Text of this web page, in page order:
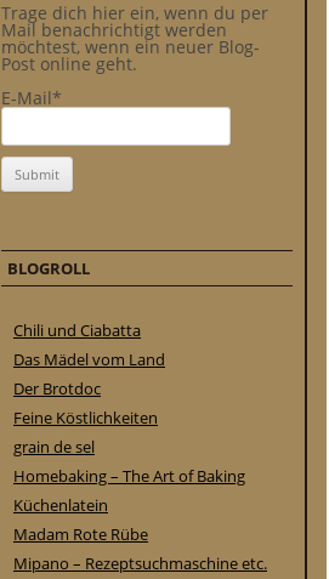
Trage dich hier ein, wenn du per
Mail benachrichtigt werden
möchtest, wenn ein neuer Blog-
Post online geht.
E-Mail*
BLOGROLL
Chili und Ciabatta
Das Mädel vom Land
Der Brotdoc
Feine Köstlichkeiten
grain de sel
Homebaking – The Art of Baking
Küchenlatein
Madam Rote Rübe
Mipano – Rezeptsuchmaschine etc.